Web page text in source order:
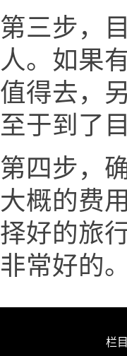
第三步，
人。如果
值得去，
至于到了
第四步，
大概的费
择好的旅
非常好的
栏